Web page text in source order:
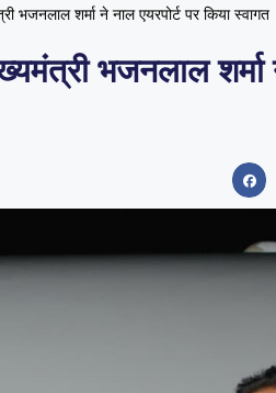
भजनलाल शर्मा ने नाल एयरपोर्ट पर किया स्वागत
भजनलाल शर्मा